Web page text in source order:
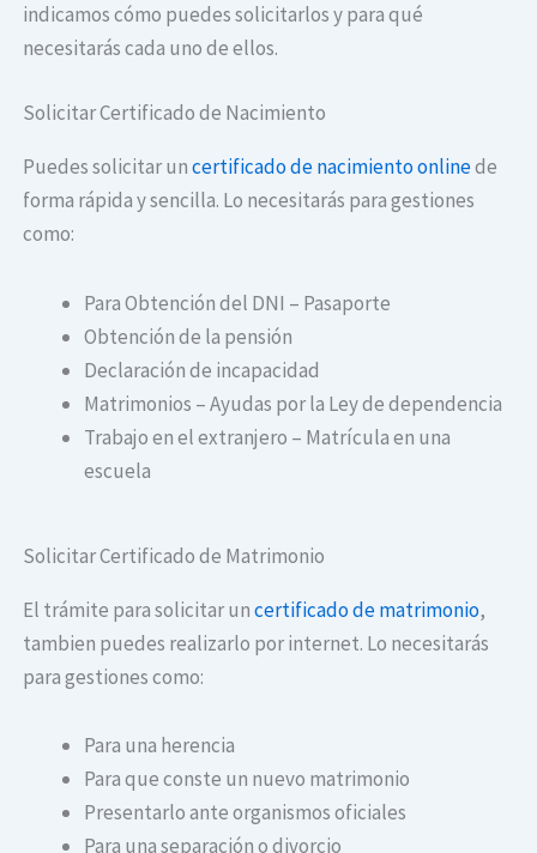
indicamos cómo puedes solicitarlos y para qué
necesitarás cada uno de ellos.
Solicitar Certificado de Nacimiento
Puedes solicitar uncertificado de nacimiento onlinede
forma rápida y sencilla. Lo necesitarás para gestiones
como:
Para Obtención del DNI – Pasaporte
Obtención de la pensión
Declaración de incapacidad
Matrimonios – Ayudas por la Ley de dependencia
Trabajo en el extranjero – Matrícula en una
escuela
Solicitar Certificado de Matrimonio
El trámite para solicitar uncertificado de matrimonio,
tambien puedes realizarlo por internet. Lo necesitarás
para gestiones como:
Para una herencia
Para que conste un nuevo matrimonio
Presentarlo ante organismos oficiales
Para una separación o divorcio